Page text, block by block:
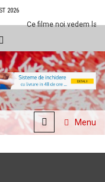
2026
noi vedem la Cineplexx Sibiu
Menu